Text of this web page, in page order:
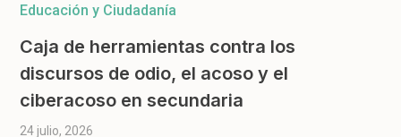
Educación y Ciudadanía
Caja de herramientas contra los
discursos de odio, el acoso y el
ciberacoso en secundaria
24 julio, 2026